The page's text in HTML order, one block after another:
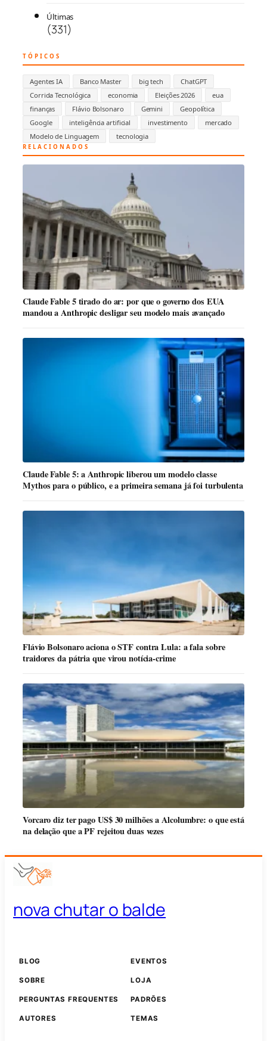
Últimas
(331)
TÓPICOS
Agentes IA Banco Master big tech
ChatGPT
Corrida Tecnológica
economia Eleições 2026
eua
finanças
Flávio Bolsonaro Gemini
Geopolítica
Google
inteligência artificial investimento
mercado
Modelo de Linguagem
tecnologia
RELACIONADOS
Claude Fable 5 tirado do ar: por que o governo dos EUA
mandou a Anthropic desligar seu modelo mais avançado
Claude Fable 5: a Anthropic liberou um modelo classe
Mythos para o público, e a primeira semana já foi turbulenta
Flávio Bolsonaro aciona o STF contra Lula: a fala sobre
traidores da pátria que virou notícia-crime
Vorcaro diz ter pago US$ 30 milhões a Alcolumbre: o que está
na delação que a PF rejeitou duas vezes
nova chutar o balde
BLOG
SOBRE
PERGUNTAS FREQUENTES
AUTORES
EVENTOS
LOJA
PADRÕES
TEMAS